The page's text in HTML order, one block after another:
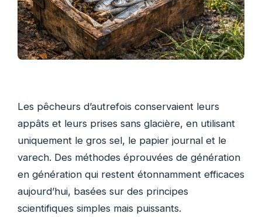
Les pêcheurs d’autrefois conservaient leurs
appâts et leurs prises sans glacière, en utilisant
uniquement le gros sel, le papier journal et le
varech. Des méthodes éprouvées de génération
en génération qui restent étonnamment efficaces
aujourd’hui, basées sur des principes
scientifiques simples mais puissants.